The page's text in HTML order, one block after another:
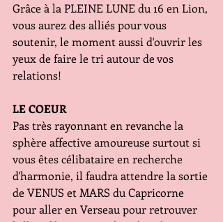
Grâce à la PLEINE LUNE du 16 en Lion,
vous aurez des alliés pour vous
soutenir, le moment aussi d'ouvrir les
yeux de faire le tri autour de vos
relations!
LE COEUR
Pas très rayonnant en revanche la
sphère affective amoureuse surtout si
vous êtes célibataire en recherche
d'harmonie, il faudra attendre la sortie
de VENUS et MARS du Capricorne
pour aller en Verseau pour retrouver